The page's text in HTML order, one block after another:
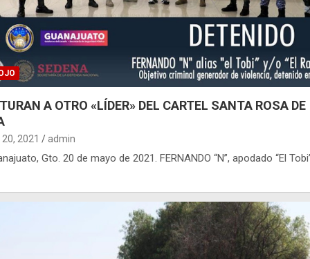
A OTRO «LÍDER» DEL CARTEL SANTA ROSA DE
2021 admin
Gto. 20 de mayo de 2021. FERNANDO “N”, apodado “El